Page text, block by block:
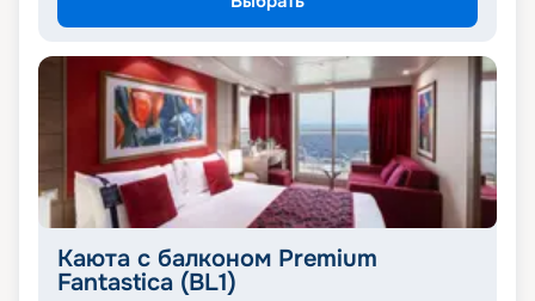
Каюта с балконом Premium
Fantastica (BL1)